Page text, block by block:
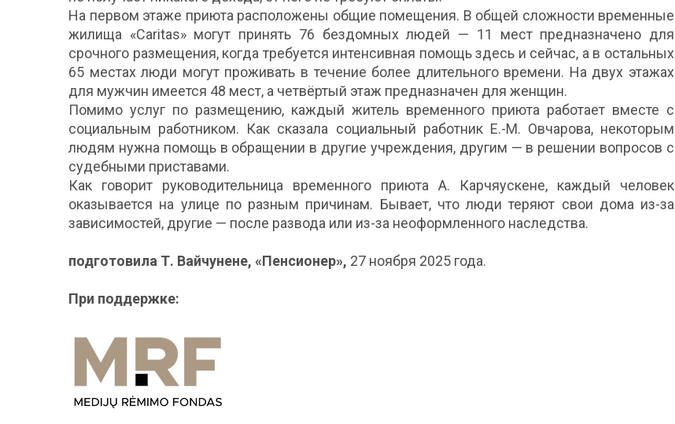
На первом этаже приюта расположены общие помещения. В общей сложности временные
жилища «Caritas» могут принять 76 бездомных людей — 11 мест предназначено для
срочного размещения, когда требуется интенсивная помощь здесь и сейчас, а в остальных
65 местах люди могут проживать в течение более длительного времени. На двух этажах
для мужчин имеется 48 мест, а четвёртый этаж предназначен для женщин.
Помимо услуг по размещению, каждый житель временного приюта работает вместе с
социальным работником. Как сказала социальный работник Е.-М. Овчарова, некоторым
людям нужна помощь в обращении в другие учреждения, другим — в решении вопросов с
судебными приставами.
Как говорит руководительница временного приюта А. Карчяускене, каждый человек
оказывается на улице по разным причинам. Бывает, что люди теряют свои дома из-за
зависимостей, другие — после развода или из-за неоформленного наследства.
подготовила Т. Вайчунене, «Пенсионер», 27 ноября 2025 года.
При поддержке: